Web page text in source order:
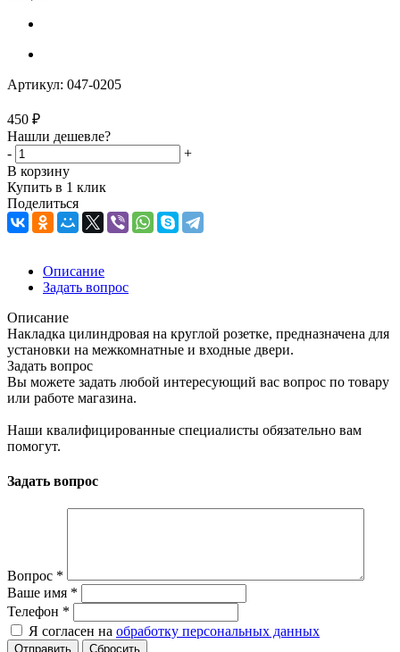
Артикул: 047-0205
450 ₽
Нашли дешевле?
-
+
В корзину
Купить в 1 клик
Поделиться
Описание
Задать вопрос
Описание
Накладка цилиндровая на круглой розетке, предназначена для
установки на межкомнатные и входные двери.
Задать вопрос
Вы можете задать любой интересующий вас вопрос по товару
или работе магазина.
Наши квалифицированные специалисты обязательно вам
помогут.
Задать вопрос
Вопрос *
Ваше имя *
Телефон *
Я согласен на обработку персональных данных
Сбросить